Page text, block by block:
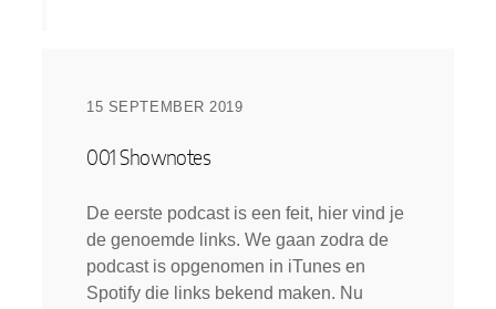
15 SEPTEMBER 2019
001 Shownotes
De eerste podcast is een feit, hier vind je
de genoemde links. We gaan zodra de
podcast is opgenomen in iTunes en
Spotify die links bekend maken. Nu